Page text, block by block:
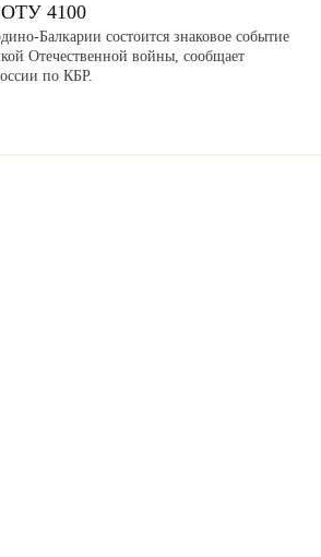
4100
Балкарии состоится знаковое событие
Отечественной войны, сообщает
по КБР.